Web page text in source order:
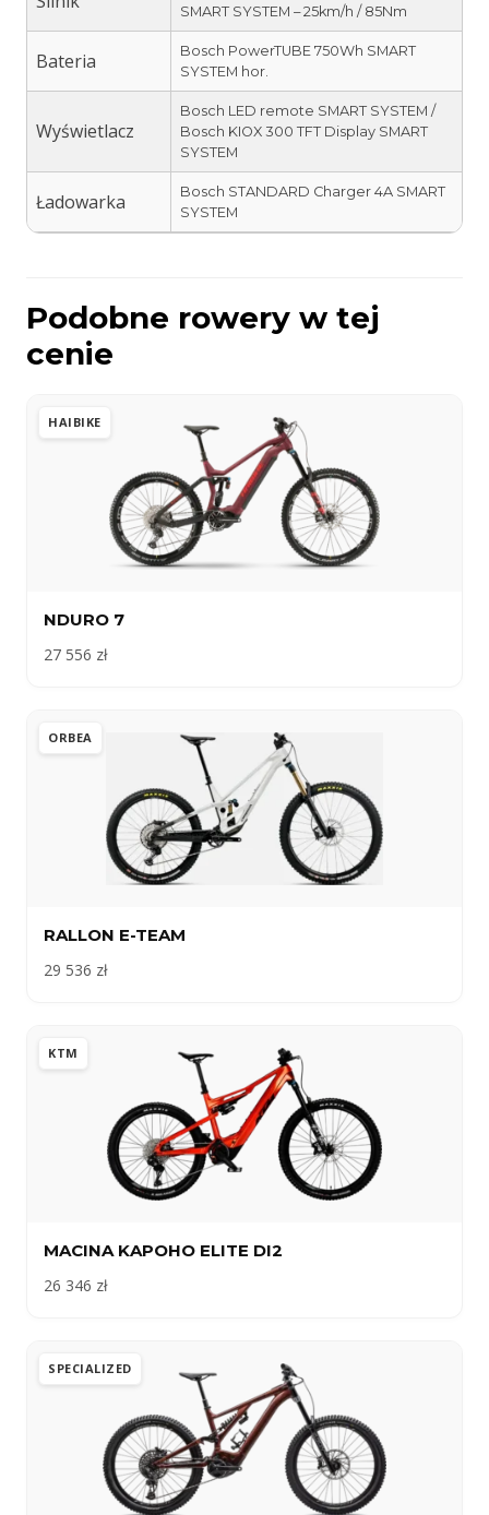
SMART SYSTEM – 25km/h / 85Nm
Bateria
Bosch PowerTUBE 750Wh SMART
SYSTEM hor.
Wyświetlacz
Bosch LED remote SMART SYSTEM /
Bosch KIOX 300 TFT Display SMART
SYSTEM
Ładowarka
Bosch STANDARD Charger 4A SMART
SYSTEM
Podobne rowery w tej
cenie
HAIBIKE
NDURO 7
27 556 zł
ORBEA
RALLON E-TEAM
29 536 zł
KTM
MACINA KAPOHO ELITE DI2
26 346 zł
SPECIALIZED